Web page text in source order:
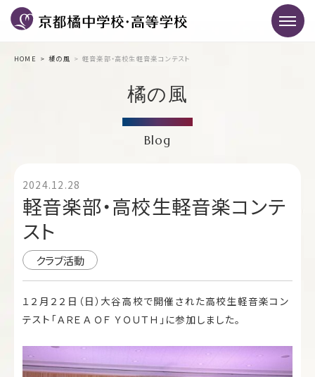
HOME 橘の風 軽音楽部・高校生軽音楽コンテスト
橘の風
Blog
2024.12.28
軽音楽部・高校生軽音楽コンテ
スト
クラブ活動
１２月２２日（日）大谷高校で開催された高校生軽音楽コン
テスト「ＡＲＥＡ ＯＦ ＹＯＵＴＨ」に参加しました。